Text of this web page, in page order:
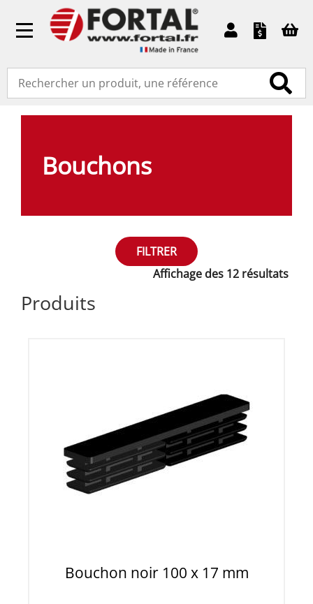
Toggle
Accueil»Pièces détachées» Bouchons
Bouchons
FILTRER
Affichage des 12 résultats
Produits
Bouchon noir 100 x 17 mm